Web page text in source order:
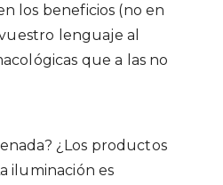
los beneficios (no en
lenguaje al
que a las no
¿Los productos
iluminación es